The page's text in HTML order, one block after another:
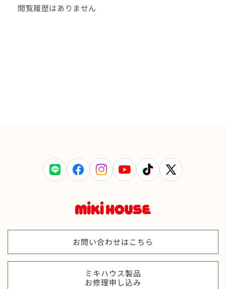
閲覧履歴はありません
LINE FacebookInstagramYouTube TikTok
X
(Twitter)
お問い合わせはこちら
ミキハウス製品
お修理申し込み